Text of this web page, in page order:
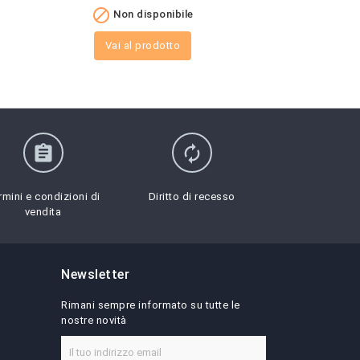
 Non disponibile
Vai al prodotto
assignment
e condizioni di
vendita
autorenew
Diritto di recesso
Newsletter
Rimani sempre informato su tutte le
nostre novità